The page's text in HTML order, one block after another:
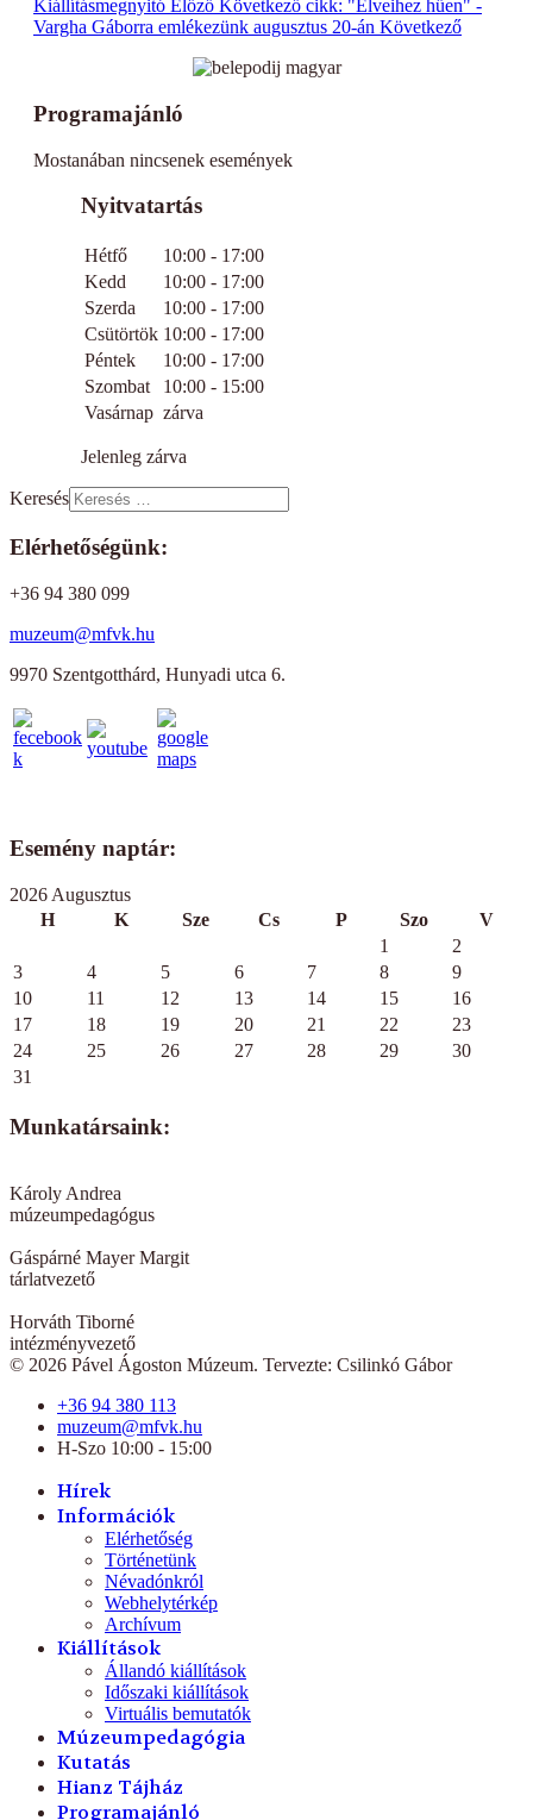
Kiállításmegnyitó Előző Következő cikk: "Elveihez hűen" -
Vargha Gáborra emlékezünk augusztus 20-án Következő
Programajánló
Mostanában nincsenek események
Nyitvatartás
Hétfő
10:00 - 17:00
Kedd
10:00 - 17:00
Szerda
10:00 - 17:00
Csütörtök 10:00 - 17:00
Péntek
10:00 - 17:00
Szombat
10:00 - 15:00
Vasárnap zárva
Jelenleg zárva
Keresés
Elérhetőségünk:
+36 94 380 099
muzeum@mfvk.hu
9970 Szentgotthárd, Hunyadi utca 6.
Esemény naptár:
2026 Augusztus
H
K Sze Cs P Szo
V
1
2
3
4 5 6 7 8
9
10
11 12 13 14 15
16
17
18 19 20 21 22
23
24
25 26 27 28 29
30
31
Munkatársaink:
Károly Andrea
múzeumpedagógus
Gáspárné Mayer Margit
tárlatvezető
Horváth Tiborné
intézményvezető
© 2026 Pável Ágoston Múzeum. Tervezte: Csilinkó Gábor
+36 94 380 113
muzeum@mfvk.hu
H-Szo 10:00 - 15:00
Hírek
Információk
Elérhetőség
Történetünk
Névadónkról
Webhelytérkép
Archívum
Kiállítások
Állandó kiállítások
Időszaki kiállítások
Virtuális bemutatók
Múzeumpedagógia
Kutatás
Hianz Tájház
Programajánló